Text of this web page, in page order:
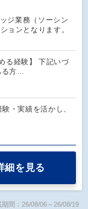
ジ業務（ソーシン
ョンとなります。
る経験】 下記いづ
る方…
・実績を活かし、
細を見る
期間：26/08/06～26/08/19